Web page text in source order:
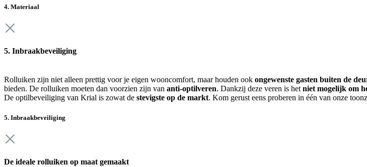
4. Materiaal
5. Inbraakbeveiliging
Rolluiken zijn niet alleen prettig voor je eigen wooncomfort, maar houden ook ongewenste gasten buiten de
bieden. De rolluiken moeten dan voorzien zijn van anti-optilveren. Dankzij deze veren is hetniet mogelijk om
De optilbeveiliging van Krial is zowat de stevigste op de markt. Kom gerust eens proberen in één van onze
5. Inbraakbeveiliging
De ideale rolluiken op maat gemaakt